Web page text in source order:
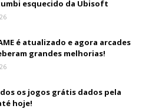
esquecido da Ubisoft
é atualizado e agora arcades
grandes melhorias!
os jogos grátis dados pela
hoje!